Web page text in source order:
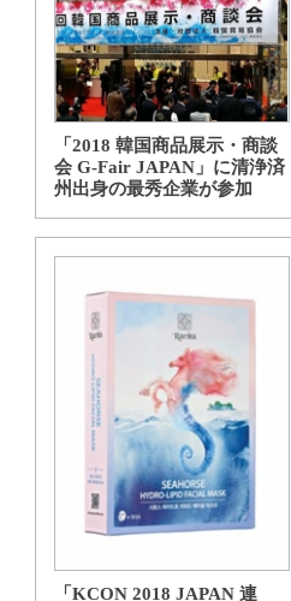
「2018 韓国商品展示・商談
会 G-Fair JAPAN」に清浄済
州出身の最秀企業が参加
「KCON 2018 JAPAN 連